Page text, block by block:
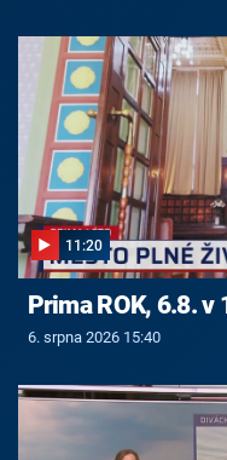
11:20
Prima ROK, 6.8. v
6. srpna 2026 15:40